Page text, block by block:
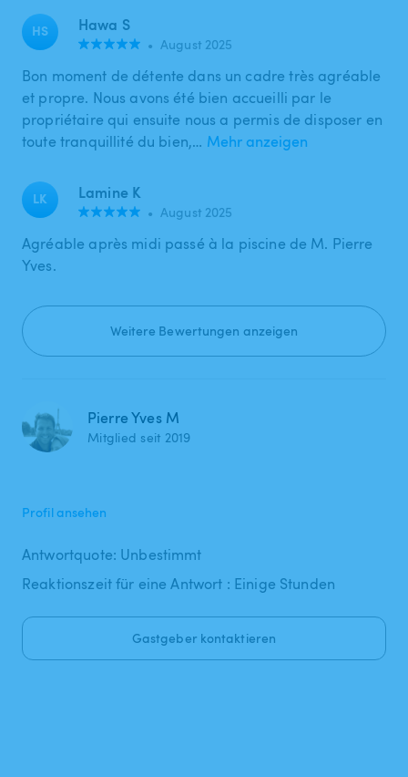
HS Hawa S
• August 2025
Bon moment de détente dans un cadre très agréable
et propre. Nous avons été bien accueilli par le
propriétaire qui ensuite nous a permis de disposer en
toute tranquillité du bien,… Mehr anzeigen
LK Lamine K
• August 2025
Agréable après midi passé à la piscine de M. Pierre
Yves.
Weitere Bewertungen anzeigen
Pierre Yves M
Mitglied seit 2019
Profil ansehen
Antwortquote: Unbestimmt
Reaktionszeit für eine Antwort : Einige Stunden
Gastgeber kontaktieren